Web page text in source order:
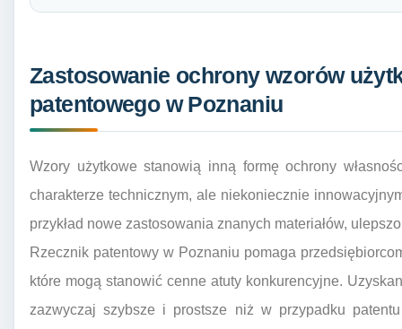
Zastosowanie ochrony wzorów
patentowego w Poznaniu
Wzory użytkowe stanowią inną formę ochrony
charakterze technicznym, ale niekoniecznie
przykład nowe zastosowania znanych materiałów,
Rzecznik patentowy w Poznaniu pomaga
które mogą stanowić cenne atuty konkurencyjne.
zazwyczaj szybsze i prostsze niż w przypadku